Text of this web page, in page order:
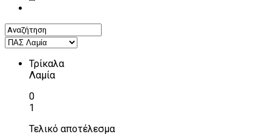
Τρίκαλα
Λαμία
0
1
Τελικό αποτέλεσμα